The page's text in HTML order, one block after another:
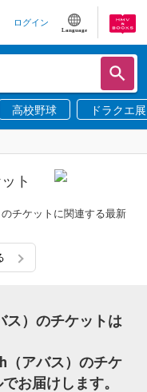
ログイン
Language
高校野球 ドラクエ展
ト
チケットに関連する最新
ス）のチケットは
（アバス）のチケ
お届けします。